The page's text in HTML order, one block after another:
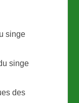
singe
singe
des